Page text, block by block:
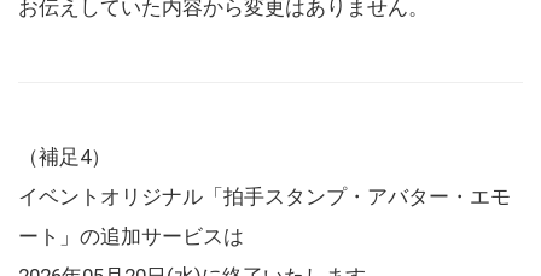
お伝えしていた内容から変更はありません。
（補足4）
イベントオリジナル「拍手スタンプ・アバター・エモ
ート」の追加サービスは